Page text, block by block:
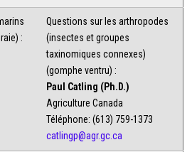
:
Questions sur les arthropodes
(insectes et groupes
taxinomiques connexes)
(gomphe ventru) :
Paul Catling (Ph.D.)
Agriculture Canada
Téléphone: (613) 759-1373
catlingp@agr.gc.ca